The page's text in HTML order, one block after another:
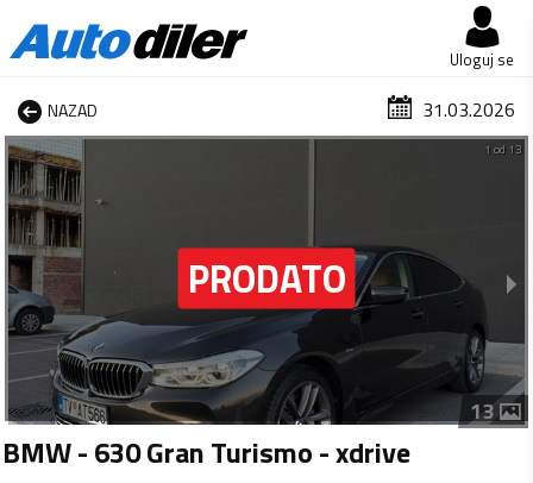
Uloguj se
NAZAD 31.03.2026
1 od 13
13
BMW - 630 Gran Turismo - xdrive